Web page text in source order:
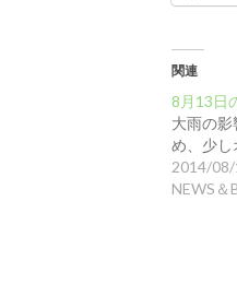
関連
8月13日
大雨の影
め、少し
2014/
NEWS＆